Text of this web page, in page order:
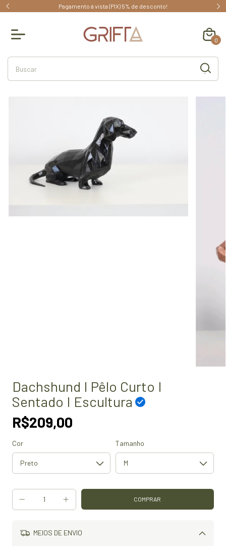
Pagamento á vista (PIX) 5% de desconto!
0
Dachshund I Pêlo Curto I
Sentado I Escultura
R$209,00
Cor Tamanho
MEIOS DE ENVIO